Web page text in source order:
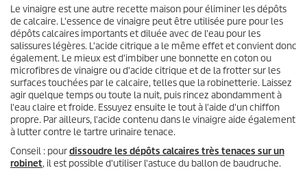
Le vinaigre est une autre recette maison pour éliminer les dépôts
de calcaire. L'essence de vinaigre peut être utilisée pure pour les
dépôts calcaires importants et diluée avec de l'eau pour les
salissures légères. L'acide citrique a le même effet et convient donc
également. Le mieux est d'imbiber une bonnette en coton ou
microfibres de vinaigre ou d'acide citrique et de la frotter sur les
surfaces touchées par le calcaire, telles que la robinetterie. Laissez
agir quelque temps ou toute la nuit, puis rincez abondamment à
l'eau claire et froide. Essuyez ensuite le tout à l'aide d'un chiffon
propre. Par ailleurs, l'acide contenu dans le vinaigre aide également
à lutter contre le tartre urinaire tenace.
Conseil : pourdissoudre les dépôts calcaires très tenaces sur un
robinet, il est possible d'utiliser l'astuce du ballon de baudruche.